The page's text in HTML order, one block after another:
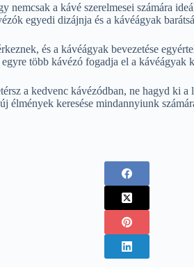
nemcsak a kávé szerelmesei számára
egyedi dizájnja és a kávéágyak
és a kávéágyak bevezetése
több kávézó fogadja el a
a kedvenc kávézódban, ne hagyd ki
élmények keresése mindannyiunk